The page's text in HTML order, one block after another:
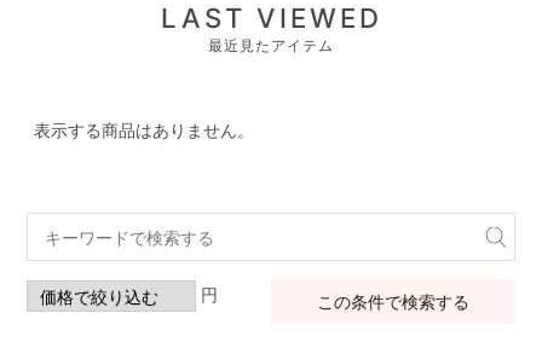
LAST VIEWED
最近見たアイテム
表示する商品はありません。
円 この条件で検索する